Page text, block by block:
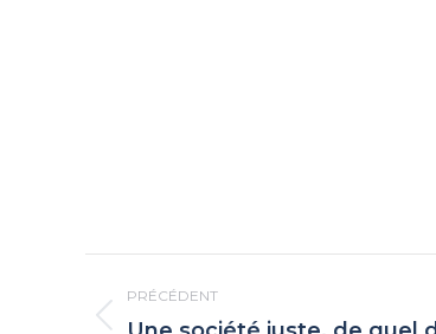
article
PRÉCÉDENT